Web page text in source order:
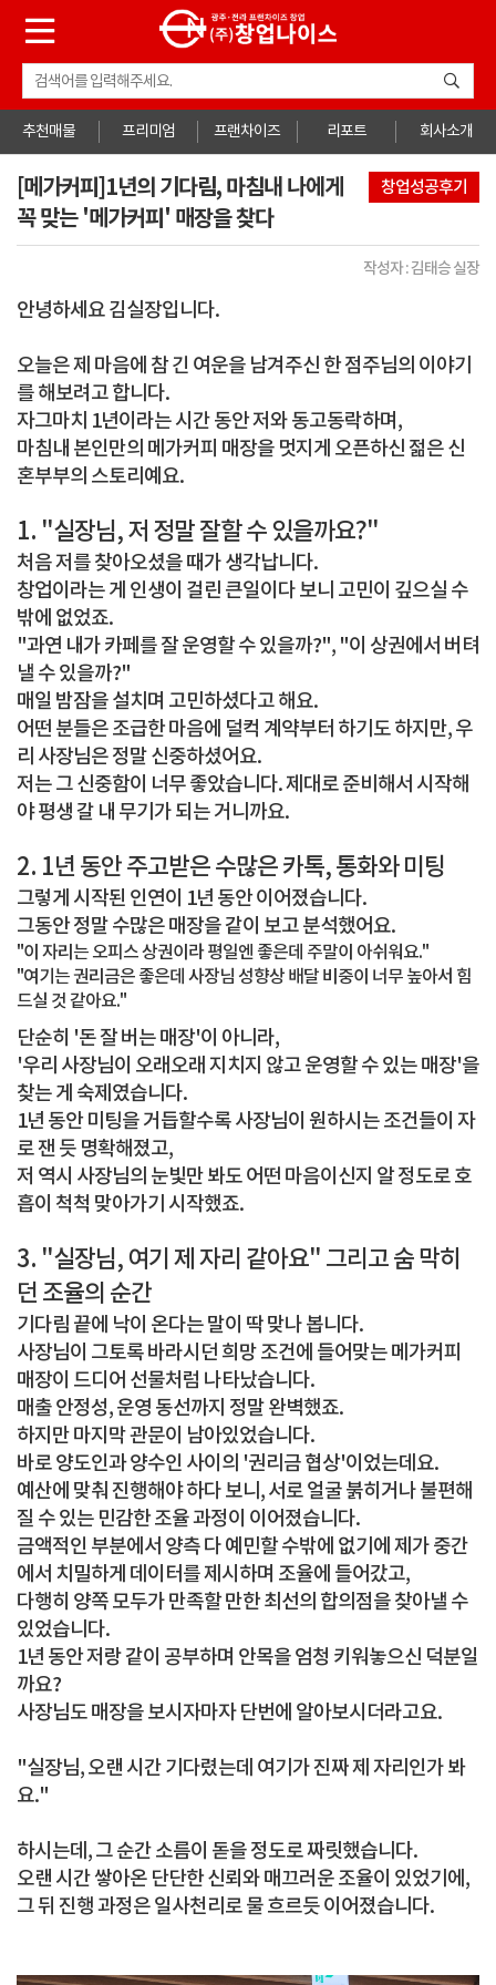
추천매물 프리미엄 프랜차이즈 리포트 회사소개
[메가커피]1년의 기다림, 마침내 나에게
꼭 맞는 '메가커피' 매장을 찾다
창업성공후기
작성자 : 김태승 실장
안녕하세요 김실장입니다.
오늘은 제 마음에 참 긴 여운을 남겨주신 한 점주님의 이야기
를 해보려고 합니다.
자그마치 1년이라는 시간 동안저와 동고동락하며,
마침내 본인만의 메가커피 매장을 멋지게 오픈하신 젊은 신
혼부부의 스토리예요.
1. "실장님, 저 정말 잘할 수 있을까요?"
처음 저를 찾아오셨을 때가 생각납니다.
창업이라는 게 인생이 걸린 큰일이다 보니 고민이 깊으실 수
밖에 없었죠.
"과연 내가 카페를 잘 운영할 수 있을까?", "이 상권에서 버텨
낼 수 있을까?"
매일 밤잠을 설치며 고민하셨다고 해요.
어떤 분들은 조급한 마음에 덜컥 계약부터 하기도 하지만, 우
리 사장님은 정말 신중하셨어요.
저는 그 신중함이 너무 좋았습니다. 제대로 준비해서 시작해
야 평생 갈 내 무기가 되는 거니까요.
2. 1년 동안 주고받은 수많은 카톡, 통화와 미팅
그렇게 시작된 인연이 1년 동안 이어졌습니다.
그동안 정말 수많은 매장을 같이 보고 분석했어요.
"이 자리는 오피스 상권이라 평일엔 좋은데 주말이 아쉬워요."
"여기는 권리금은 좋은데 사장님 성향상 배달 비중이 너무 높아서 힘
드실 것 같아요."
단순히 '돈 잘 버는 매장'이 아니라,
'우리 사장님이 오래오래 지치지 않고 운영할 수 있는 매장'을
찾는 게 숙제였습니다.
1년 동안 미팅을 거듭할수록 사장님이 원하시는 조건들이 자
로 잰 듯 명확해졌고,
저 역시 사장님의 눈빛만 봐도 어떤 마음이신지 알 정도로 호
흡이 척척 맞아가기 시작했죠.
3. "실장님, 여기 제 자리 같아요" 그리고 숨 막히
던 조율의 순간
기다림 끝에 낙이 온다는 말이 딱 맞나 봅니다.
사장님이 그토록 바라시던 희망 조건에 들어맞는 메가커피
매장이 드디어 선물처럼 나타났습니다.
매출 안정성, 운영 동선까지 정말 완벽했죠.
하지만 마지막 관문이 남아있었습니다.
바로 양도인과 양수인 사이의 '권리금 협상'이었는데요.
예산에 맞춰 진행해야 하다 보니, 서로 얼굴 붉히거나 불편해
질 수 있는 민감한 조율 과정이 이어졌습니다.
금액적인 부분에서 양측 다 예민할 수밖에 없기에 제가 중간
에서 치밀하게 데이터를 제시하며 조율에 들어갔고,
다행히 양쪽 모두가 만족할 만한 최선의 합의점을 찾아낼 수
있었습니다.
1년 동안 저랑 같이 공부하며 안목을 엄청 키워놓으신 덕분일
까요?
사장님도 매장을 보시자마자 단번에 알아보시더라고요.
"실장님, 오랜 시간 기다렸는데 여기가 진짜 제 자리인가 봐
요."
하시는데, 그 순간 소름이 돋을 정도로 짜릿했습니다.
오랜 시간 쌓아온 단단한 신뢰와 매끄러운 조율이 있었기에,
그 뒤 진행 과정은 일사천리로 물 흐르듯 이어졌습니다.